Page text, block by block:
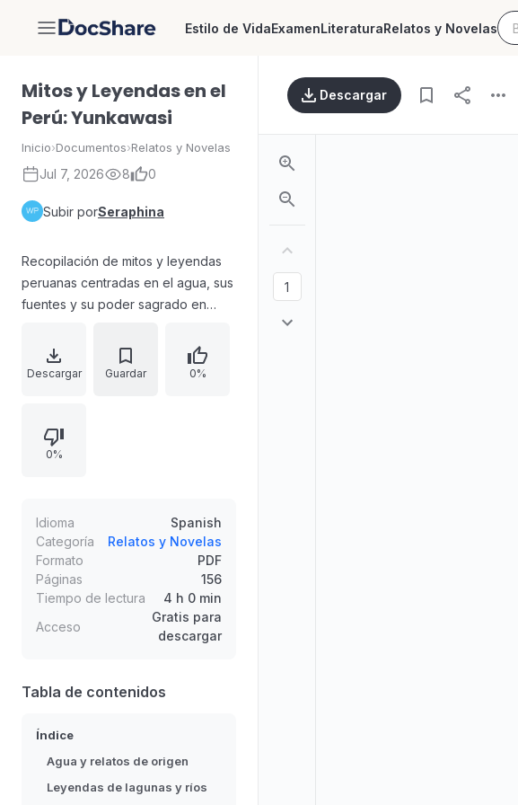
DocShare Estilo de VidaExamenLiteraturaRelatos y Novelas
Mitos y Leyendas en el
Perú: Yunkawasi
Inicio›Documentos›Relatos y Novelas
Jul 7, 2026 8 0
Subir porSeraphina
Recopilación de mitos y leyendas
peruanas centradas en el agua, sus
fuentes y su poder sagrado en
reúne historias sobre lagunas, ríos y
manantiales, vinculando el origen
comunitarias. Se abordan relatos
como el agua de Motupe, leyendas
asociados a riachuelos y tesoros
andinos, destacando la valoración
cultural del agua.
Descargar Guardar 0%
0%
Idioma
Spanish
Categoría
Relatos y Novelas
Formato
PDF
Páginas
156
Tiempo de lectura
4 h 0 min
Acceso
Gratis para
descargar
Tabla de contenidos
Índice
Agua y relatos de origen
Leyendas de lagunas y ríos
Descargar